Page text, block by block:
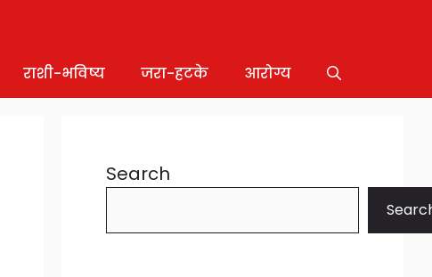
राशी-भविष्य जरा-हटके आरोग्य
Search